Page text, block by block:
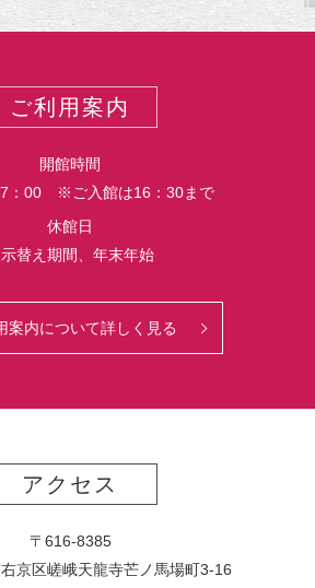
ご利用案内
開館時間
：00 ※ご入館は16：30まで
休館日
替え期間、年末年始
案内について詳しく見る
アクセス
〒616-8385
京区嵯峨天龍寺芒ノ馬場町3-16